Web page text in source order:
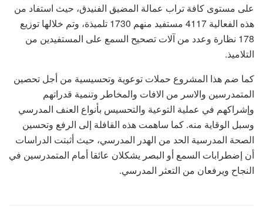
على مستوى كافة تراب عمالة المضيق الفنيدق، حيث استفاد من
هذه الفعالية 4117 مستفيد منهم 1730 تلميذة، وتم خلالها توزيع
178 نظارة وعدد من آلات تصحيح السمع على المستفيدين من
التلاميذ.
كما ضم هذا المشروع حملات توعوية وتحسيسية من أجل تحصين
المتمدرسين والاسر من الافات والمخاطر وتنمية قدراتهم
وإشراكهم في عملية التوعية والتحسيس بأنواع العنف المدرسي
وسبل الوقاية منه. كما ساهمت هذه القافلة إلى الرفع وتحسين
الصحة المدرسية الحد من الهدر المدرسي، حيث أثبتت الدراسات
أن إضطرابات السمع أو البصر يشكلان عائقا أمام المتمدرسين في
النجاح ويرفعان من التعثر المدرسي.